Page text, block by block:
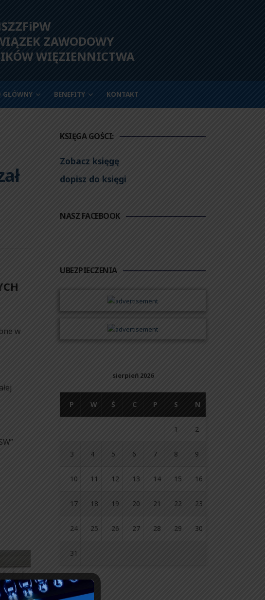
ZAWODOWY
WIĘZIENNICTWA
GŁÓWNY BENEFITY KONTAKT
w
KSIĘGA GOŚCI:
Zobacz księgę
dopisz do księgi
NASZ FACEBOOK
UBEZPIECZENIA
sierpień 2026
P W Ś C P S N
1 2
3 4 5 6 7 8 9
10 11 12 13 14 15 16
17 18 19 20 21 22 23
24 25 26 27 28 29 30
31
« lip